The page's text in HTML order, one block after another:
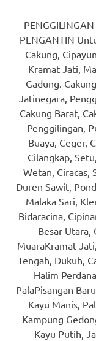
rolex.
Discover
More
Here
Wiht
80%
Discount
replica
watches.
click
fake
watches.
Get
PENGANTIN
Cakung,
Kramat Jati,
Gadung.
Jatinegara,
Cakung Barat,
Penggilingan,
Buaya, Ceger,
Cilangkap,
Wetan, Ciracas,
Duren Sawit,
Malaka Sari,
Bidaracina,
Besar Utara,
MuaraKramat
Tengah, Dukuh,
Halim
PalaPisangan
Kayu Manis,
Kampung
Kayu Putih,